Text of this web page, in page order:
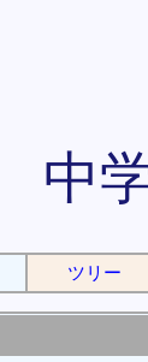
中
ツリー